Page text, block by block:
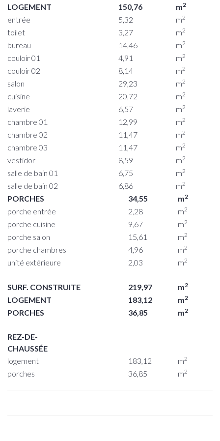
LOGEMENT
150,76 m2
entrée 5,32 m2
toilet 3,27 m2
bureau 14,46 m2
couloir 01 4,91 m2
couloir 02 8,14 m2
salon 29,23 m2
cuisine 20,72 m2
laverie 6,57 m2
chambre 01 12,99 m2
chambre 02 11,47 m2
chambre 03 11,47 m2
vestidor 8,59 m2
salle de bain 01 6,75 m2
salle de bain 02 6,86 m2
PORCHES 34,55 m2
porche entrée 2,28 m2
porche cuisine 9,67 m2
porche salon 15,61 m2
porche chambres 4,96 m2
unité extérieure 2,03 m2
SURF. CONSTRUITE 219,97 m2
LOGEMENT 183,12 m2
PORCHES 36,85 m2
REZ-DE-
CHAUSSÉE
logement
183,12 m2
porches 36,85 m2